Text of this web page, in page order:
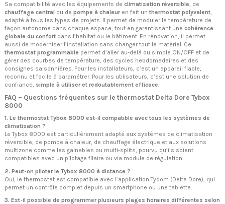
Sa compatibilité avec les équipements de climatisation réversible, de
chauffage central ou de pompe à chaleuren fait un thermostat polyvalent,
adapté à tous les types de projets. Il permet de moduler la température de
façon autonome dans chaque espace, tout en garantissant une cohérence
globale du confort dans l’habitat ou le bâtiment. En rénovation, il permet
aussi de moderniser l’installation sans changer tout le matériel. Ce
thermostat programmable permet d’aller au-delà du simple ON/OFF et de
gérer des courbes de température, des cycles hebdomadaires et des
consignes saisonnières. Pour les installateurs, c’est un appareil fiable,
reconnu et facile à paramétrer. Pour les utilisateurs, c’est une solution de
confiance, simple à utiliser et redoutablement efficace.
FAQ – Questions fréquentes sur le thermostat Delta Dore Tybox
8000
1. Le thermostat Tybox 8000 est-il compatible avec tous les systèmes de
climatisation ?
Le Tybox 8000 est particulièrement adapté aux systèmes de climatisation
réversible, de pompe à chaleur, de chauffage électrique et aux solutions
multizone comme les gainables ou multi-splits, pourvu qu’ils soient
compatibles avec un pilotage filaire ou via module de régulation.
2. Peut-on piloter le Tybox 8000 à distance ?
Oui, le thermostat est compatible avec l’application Tydom (Delta Dore), qui
permet un contrôle complet depuis un smartphone ou une tablette.
3. Est-il possible de programmer plusieurs plages horaires différentes selon